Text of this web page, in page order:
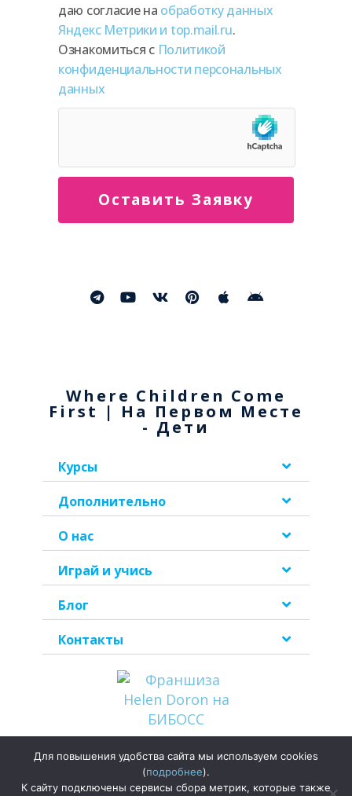
даю согласие на обработку данных
Яндекс Метрики и top.mail.ru.
Ознакомиться с Политикой
конфиденциальности персональных
данных
Оставить Заявку
Where Children Come
First | На Первом Месте
- Дети
Курсы
Дополнительно
О нас
Играй и учись
Блог
Контакты
конфиденциальности
Для повышения удобства сайта мы используем cookies
(подробнее).
К сайту подключены сервисы сбора метрик, которые также